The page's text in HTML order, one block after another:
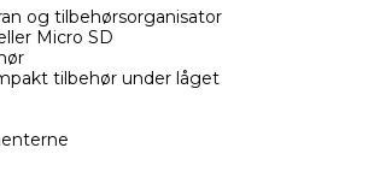
og tilbehørsorganisator
Micro SD
tilbehør under låget